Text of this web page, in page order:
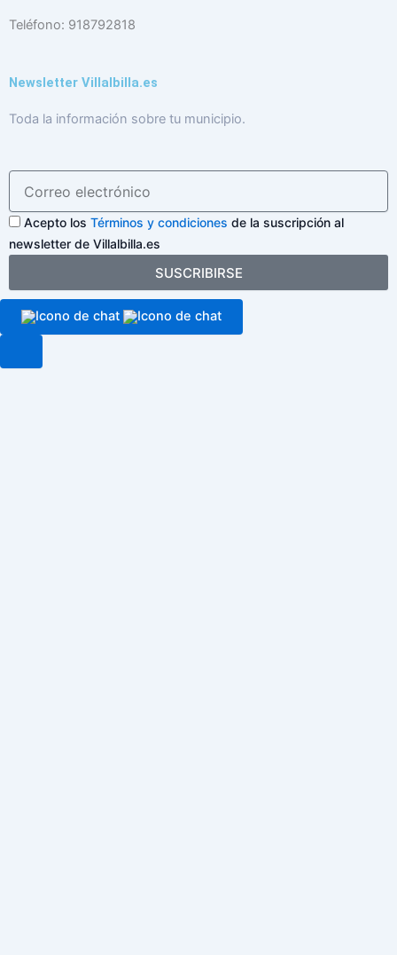
Teléfono: 918792818
Newsletter Villalbilla.es
Toda la información sobre tu municipio.
Acepto los Términos y condiciones de la suscripción al
newsletter de Villalbilla.es
SUSCRIBIRSE